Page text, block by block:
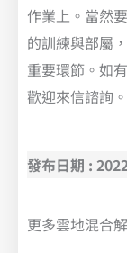
作業上。當然
的訓練與部屬
重要環節。如
歡迎來信諮詢。
發布日期 :
更多雲地混合